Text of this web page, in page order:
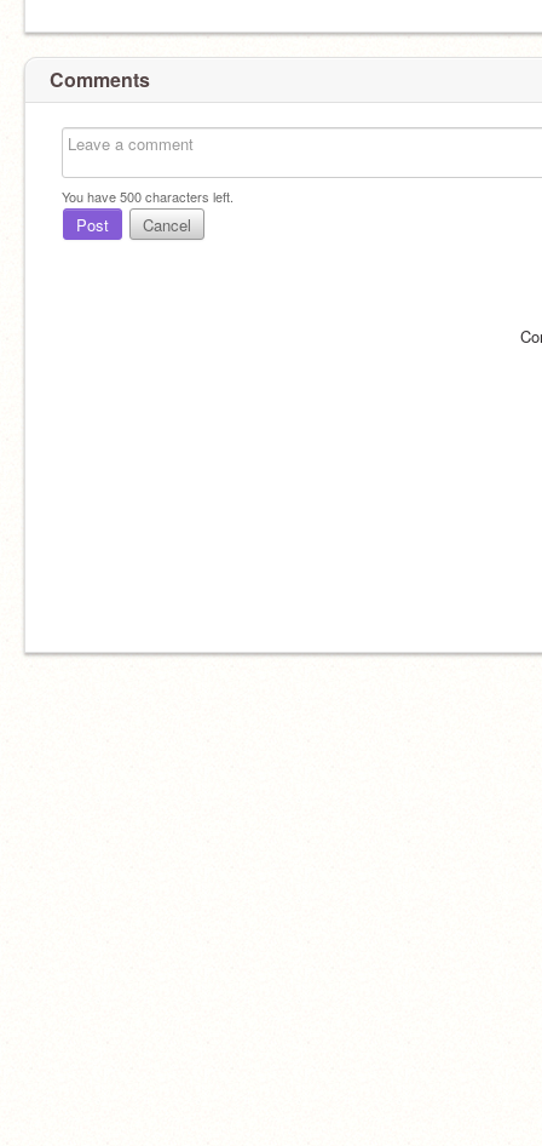
Comments
You have500characters left.
Post Cancel